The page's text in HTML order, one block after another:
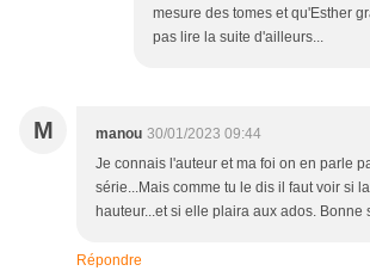
mesure des tomes et qu'Esther
pas lire la suite d'ailleurs...
M manou 30/01/2023 09:44
Je connais l'auteur et ma foi on en parle
série...Mais comme tu le dis il faut voir si
hauteur...et si elle plaira aux ados. Bonne
Répondre